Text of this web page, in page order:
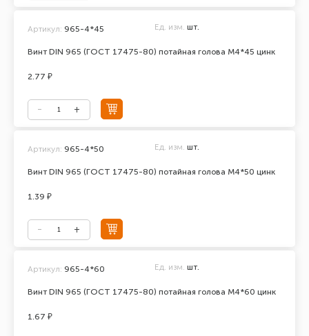
Винт DIN 965 (ГОСТ 17475-80) потайная голова М4*45 цинк
Артикул: 965-4*45 Ед. изм. шт.
2.77 ₽
Винт DIN 965 (ГОСТ 17475-80) потайная голова М4*50 цинк
Артикул: 965-4*50 Ед. изм. шт.
1.39 ₽
Винт DIN 965 (ГОСТ 17475-80) потайная голова М4*60 цинк
Артикул: 965-4*60 Ед. изм. шт.
1.67 ₽